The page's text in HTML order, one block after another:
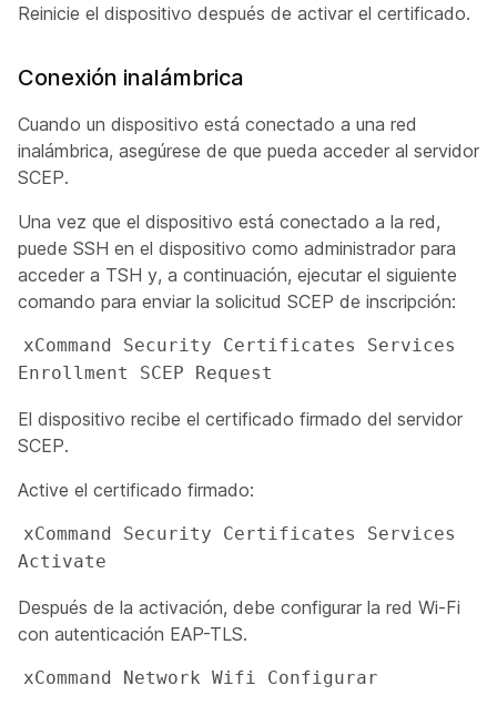
Reinicie el dispositivo después de activar el certificado.
Conexión inalámbrica
Cuando un dispositivo está conectado a una red
inalámbrica, asegúrese de que pueda acceder al servidor
SCEP.
Una vez que el dispositivo está conectado a la red,
puede SSH en el dispositivo como administrador para
acceder a TSH y, a continuación, ejecutar el siguiente
comando para enviar la solicitud SCEP de inscripción:
xCommand Security Certificates Services
Enrollment SCEP Request
El dispositivo recibe el certificado firmado del servidor
SCEP.
Active el certificado firmado:
xCommand Security Certificates Services
Activate
Después de la activación, debe configurar la red Wi-Fi
con autenticación EAP-TLS.
xCommand Network Wifi Configurar